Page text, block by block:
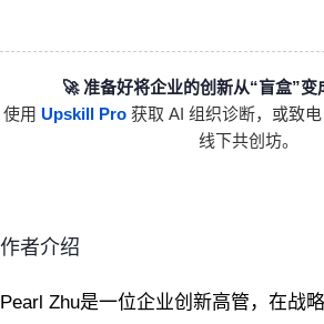
🚀 准备好将企业的创新从“盲盒”变
使用 Upskill Pro获取 AI 组织诊断，或致电
线下共创坊。
作者介绍
Pearl Zhu是一位企业创新高管，在战